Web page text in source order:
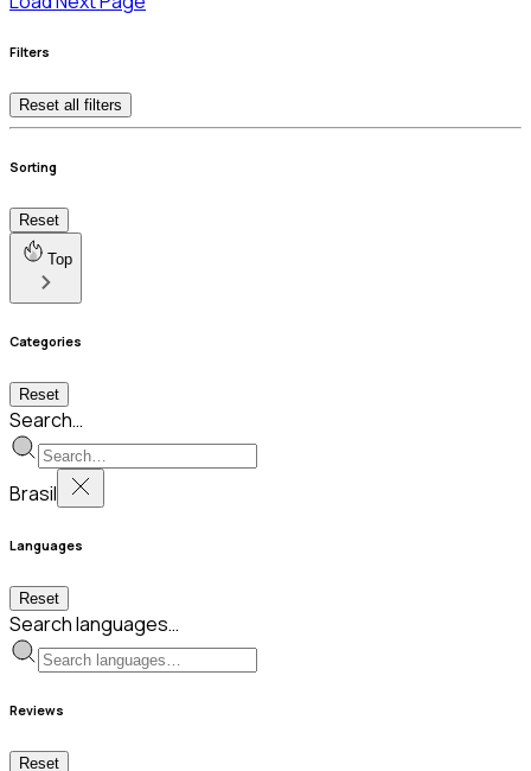
Filters
Reset all filters
Sorting
Reset
Top
Categories
Reset
Search…
Brasil
Languages
Reset
Search languages…
Reviews
Reset